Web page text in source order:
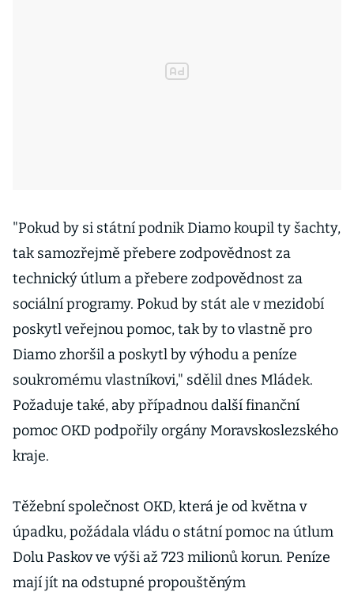
"Pokud by si státní podnik Diamo koupil ty šachty,
tak samozřejmě přebere zodpovědnost za
technický útlum a přebere zodpovědnost za
sociální programy. Pokud by stát ale v mezidobí
poskytl veřejnou pomoc, tak by to vlastně pro
Diamo zhoršil a poskytl by výhodu a peníze
soukromému vlastníkovi," sdělil dnes Mládek.
Požaduje také, aby případnou další finanční
pomoc OKD podpořily orgány Moravskoslezského
kraje.
Těžební společnost OKD, která je od května v
úpadku, požádala vládu o státní pomoc na útlum
Dolu Paskov ve výši až 723 milionů korun. Peníze
mají jít na odstupné propouštěným